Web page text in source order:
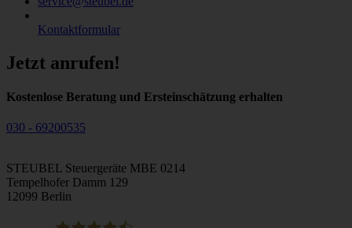
Kontaktformular
Jetzt anrufen!
Kostenlose Beratung und Ersteinschätzung erhalten
030 - 69200535
STEUBEL Steuergeräte MBE 0214
Tempelhofer Damm 129
12099 Berlin